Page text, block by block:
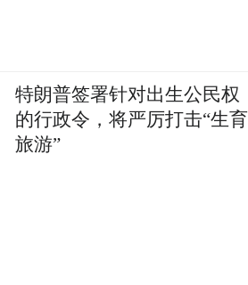
特朗普签署针对出生公民权
的行政令，将严厉打击“生育
旅游”